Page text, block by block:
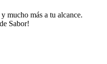
mucho más a tu alcance.
Sabor!